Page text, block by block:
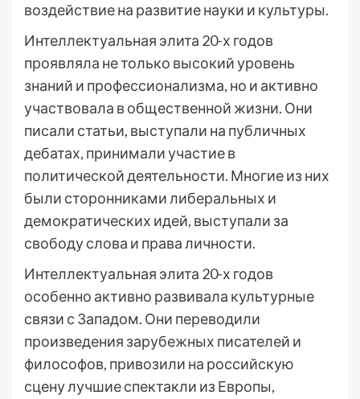
воздействие на развитие науки и культуры.
Интеллектуальная элита 20-х годов
проявляла не только высокий уровень
знаний и профессионализма, но и активно
участвовала в общественной жизни. Они
писали статьи, выступали на публичных
дебатах, принимали участие в
политической деятельности. Многие из них
были сторонниками либеральных и
демократических идей, выступали за
свободу слова и права личности.
Интеллектуальная элита 20-х годов
особенно активно развивала культурные
связи с Западом. Они переводили
произведения зарубежных писателей и
философов, привозили на российскую
сцену лучшие спектакли из Европы,